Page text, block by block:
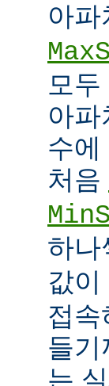
아파
모
아
수에
처음
하나
값이
접속
들기
는